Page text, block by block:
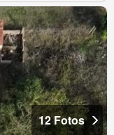
12 Fotos